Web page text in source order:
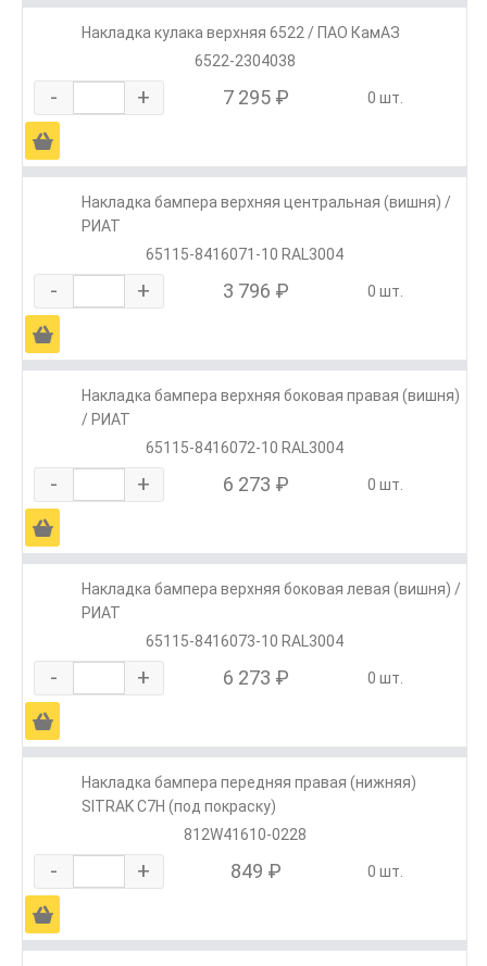
Накладка кулака верхняя 6522 / ПАО КамАЗ
6522-2304038
- + 7 295 ₽ 0 шт.
Ä
Накладка бампера верхняя центральная (вишня) /
РИАТ
65115-8416071-10 RAL3004
- + 3 796 ₽ 0 шт.
Ä
Накладка бампера верхняя боковая правая (вишня)
/ РИАТ
65115-8416072-10 RAL3004
- + 6 273 ₽ 0 шт.
Ä
Накладка бампера верхняя боковая левая (вишня) /
РИАТ
65115-8416073-10 RAL3004
- + 6 273 ₽ 0 шт.
Ä
Накладка бампера передняя правая (нижняя)
SITRAK C7H (под покраску)
812W41610-0228
- + 849 ₽ 0 шт.
Ä